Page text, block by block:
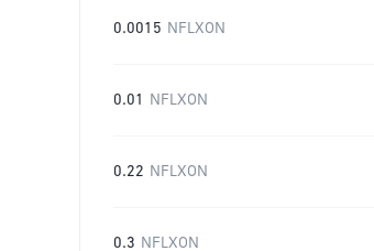
0.0015 NFLXON
0.01 NFLXON
0.22 NFLXON
0.3 NFLXON